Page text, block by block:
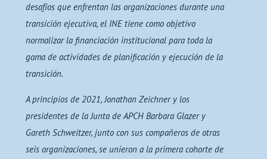
desafíos que enfrentan las organizaciones durante una
transición ejecutiva, el INE tiene como objetivo
normalizar la financiación institucional para toda la
gama de actividades de planificación y ejecución de la
transición.
A principios de 2021, Jonathan Zeichner y los
presidentes de la Junta de APCH Barbara Glazer y
Gareth Schweitzer, junto con sus compañeros de otras
seis organizaciones, se unieron a la primera cohorte de